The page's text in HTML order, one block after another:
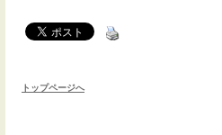
トップページへ